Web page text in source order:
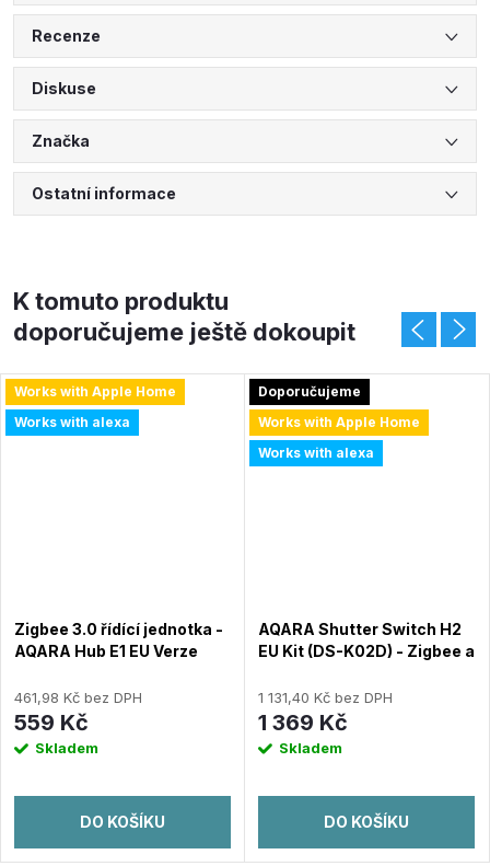
Recenze
Diskuse
Značka
Ostatní informace
K tomuto produktu
doporučujeme ještě dokoupit
Works with Apple Home
Works with alexa
Zigbee 3.0 řídící jednotka -
AQARA Hub E1 EU Verze
461,98 Kč bez DPH
559 Kč
Skladem
DO KOŠÍKU
Doporučujeme
Works with Apple Home
Works with alexa
AQARA Shutter Switch H2
EU Kit (DS-K02D) - Zigbee a
1 131,40 Kč bez DPH
1 369 Kč
Skladem
DO KOŠÍKU